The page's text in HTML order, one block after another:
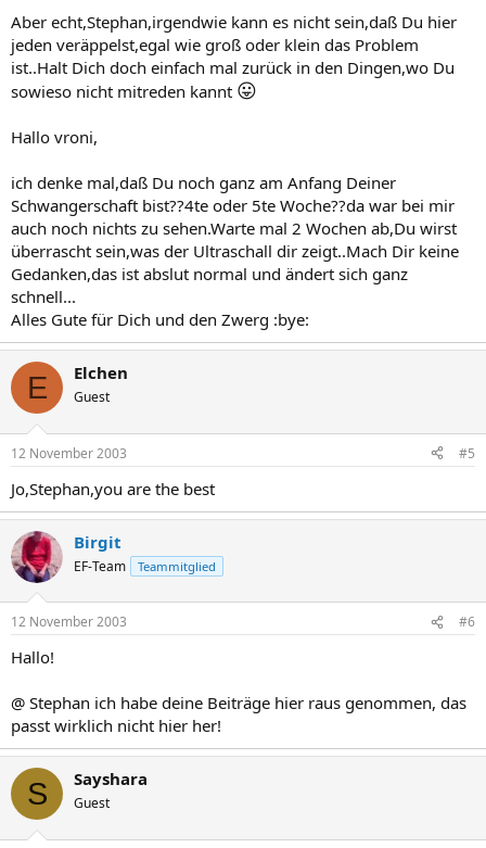
Aber echt,Stephan,irgendwie kann es nicht sein,daß Du hier
jeden veräppelst,egal wie groß oder klein das Problem
ist..Halt Dich doch einfach mal zurück in den Dingen,wo Du
sowieso nicht mitreden kannt 😛
Hallo vroni,
ich denke mal,daß Du noch ganz am Anfang Deiner
Schwangerschaft bist??4te oder 5te Woche??da war bei mir
auch noch nichts zu sehen.Warte mal 2 Wochen ab,Du wirst
überrascht sein,was der Ultraschall dir zeigt..Mach Dir keine
Gedanken,das ist abslut normal und ändert sich ganz
schnell...
Alles Gute für Dich und den Zwerg :bye:
E Elchen
Guest
12 November 2003 #5
Jo,Stephan,you are the best
Birgit
EF-Team Teammitglied
12 November 2003 #6
Hallo!
@ Stephan ich habe deine Beiträge hier raus genommen, das
passt wirklich nicht hier her!
S Sayshara
Guest